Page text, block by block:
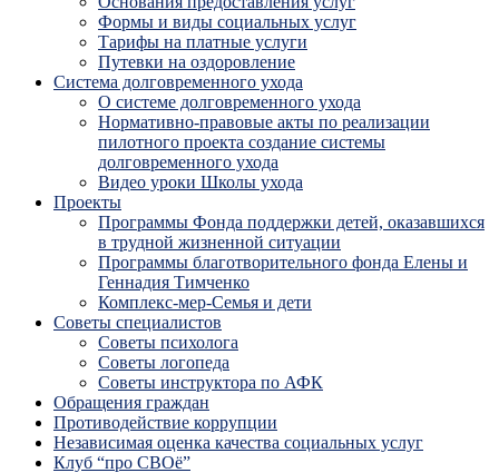
Формы и виды социальных услуг
Тарифы на платные услуги
Путевки на оздоровление
Система долговременного ухода
О системе долговременного ухода
Нормативно-правовые акты по реализации
пилотного проекта создание системы
долговременного ухода
Видео уроки Школы ухода
Проекты
Программы Фонда поддержки детей, оказавшихся
в трудной жизненной ситуации
Программы благотворительного фонда Елены и
Геннадия Тимченко
Комплекс-мер-Семья и дети
Советы специалистов
Советы психолога
Советы логопеда
Советы инструктора по АФК
Обращения граждан
Противодействие коррупции
Независимая оценка качества социальных услуг
Клуб “про СВОё”